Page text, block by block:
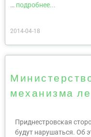
… подробнее...
2014-04-18
механизма
Приднестровская
будут нарушаться. Об